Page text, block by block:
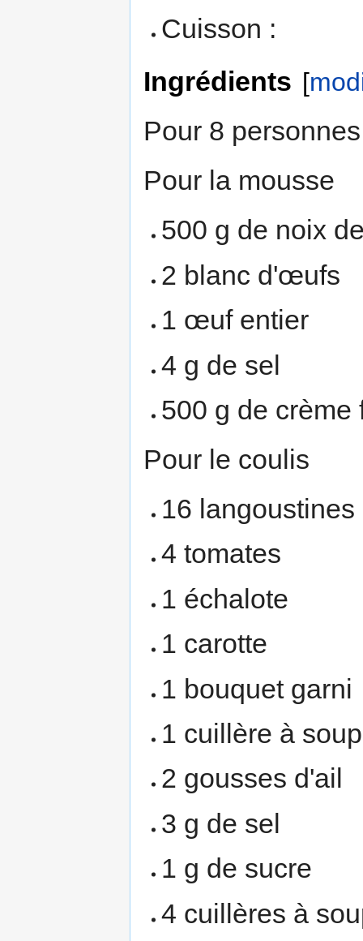
Cuisson :
Ingrédients [
Pour 8
Pour la mousse
500 g de noix
2 blanc d'œufs
1 œuf entier
4 g de sel
500 g de crème
Pour le coulis
16 langoustines
4 tomates
1 échalote
1 carotte
1 bouquet garni
1 cuillère à
2 gousses d'ail
3 g de sel
1 g de sucre
4 cuillères à